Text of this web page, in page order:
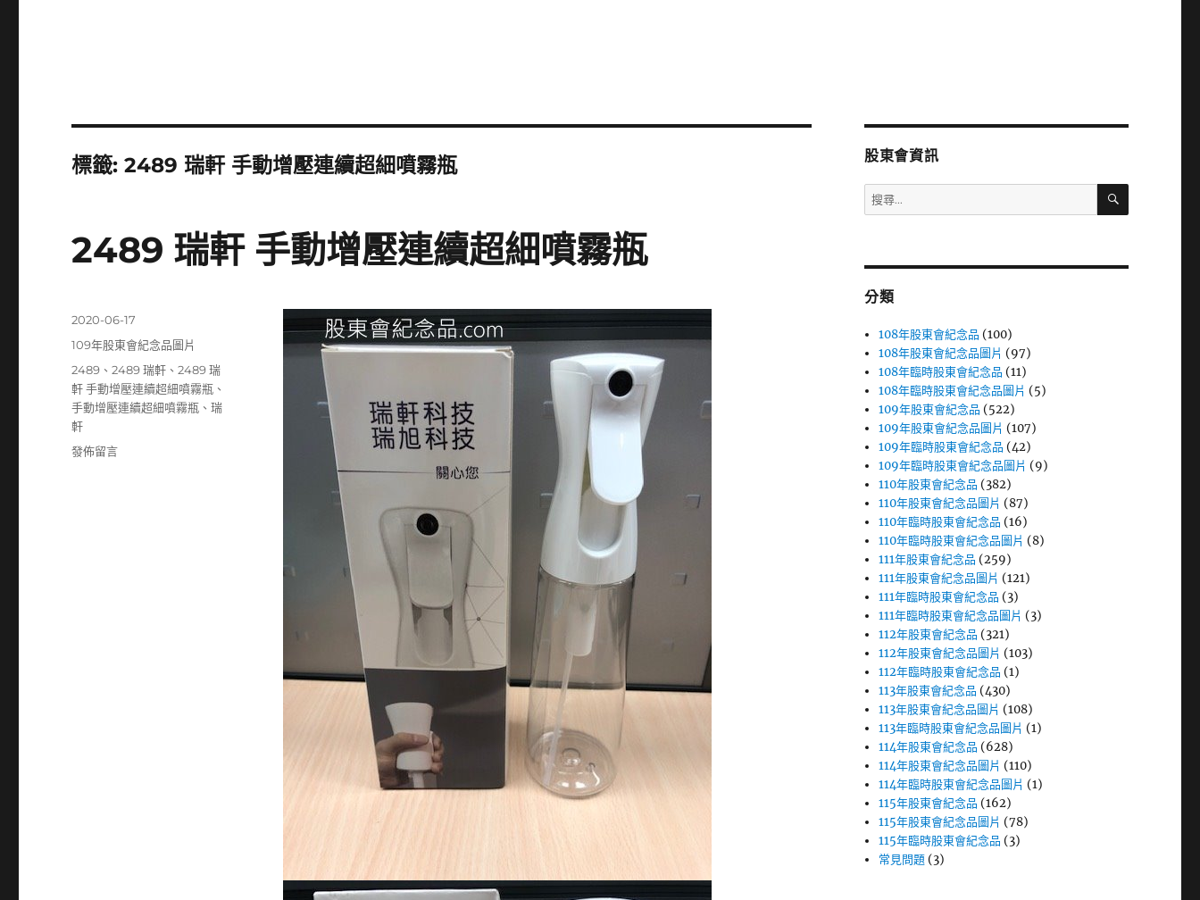
標籤:2489 瑞軒 手動增壓連續超細噴霧瓶
2489 瑞軒 手動增壓連續超細噴霧瓶
發
期:
2020-06-17
分
109年股東會紀念品圖片
標
籤
2489 、2489 瑞軒 、2489 瑞
軒 手動增壓連續超細噴霧瓶 、
手動增壓連續超細噴霧瓶 、瑞
軒
在
發佈留言
股東會資訊
搜
尋
字:
搜
分類
108年股東會紀念品 (100)
108年股東會紀念品圖片 (97)
108年臨時股東會紀念品 (11)
108年臨時股東會紀念品圖片 (5)
109年股東會紀念品 (522)
109年股東會紀念品圖片 (107)
109年臨時股東會紀念品 (42)
109年臨時股東會紀念品圖片 (9)
110年股東會紀念品 (382)
110年股東會紀念品圖片 (87)
110年臨時股東會紀念品 (16)
110年臨時股東會紀念品圖片 (8)
111年股東會紀念品 (259)
111年股東會紀念品圖片 (121)
111年臨時股東會紀念品 (3)
111年臨時股東會紀念品圖片 (3)
112年股東會紀念品 (321)
112年股東會紀念品圖片 (103)
112年臨時股東會紀念品 (1)
113年股東會紀念品 (430)
113年股東會紀念品圖片 (108)
113年臨時股東會紀念品圖片 (1)
114年股東會紀念品 (628)
114年股東會紀念品圖片 (110)
114年臨時股東會紀念品圖片 (1)
115年股東會紀念品 (162)
115年股東會紀念品圖片 (78)
115年臨時股東會紀念品 (3)
常見問題 (3)